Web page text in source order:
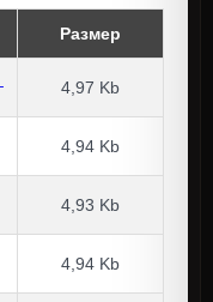
Размер
4,97 Kb
4,94 Kb
4,93 Kb
4,94 Kb